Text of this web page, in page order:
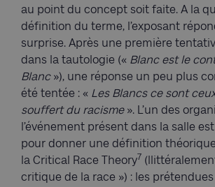
au point du concept soit faite. A la
définition du terme, l’exposant
surprise. Après une première
dans la tautologie (« Blanc est le
Blanc»), une réponse un peu plus
été tentée : « Les Blancs ce sont
souffert du racisme». L’un des
l’événement présent dans la salle
pour donner une définition
la Critical Race Theory7
critique de la race ») : les